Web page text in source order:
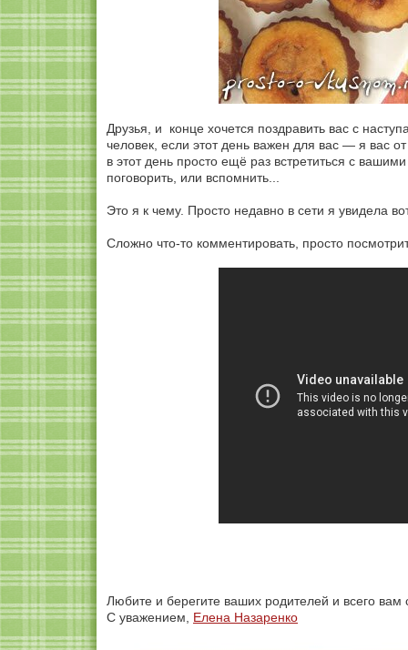
Друзья, и конце хочется поздравить вас с
человек, если этот день важен для вас — я вас
в этот день просто ещё раз встретиться с
поговорить, или вспомнить...
Это я к чему. Просто недавно в сети я увидела
Сложно что-то комментировать, просто
Любите и берегите ваших родителей и всего вам
С уважением, Елена Назаренко